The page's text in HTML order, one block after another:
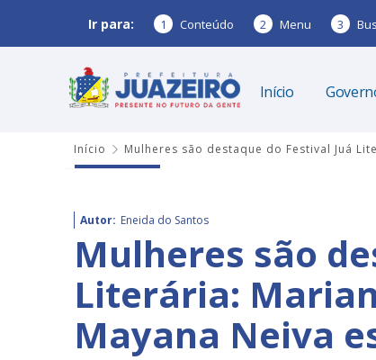
Ir para: 1 Conteúdo 2 Menu 3
Início
Início Mulheres são destaque do Festival Juá
Autor: Eneida do Santos
Mulheres são
Literária:
Mayana Neiva